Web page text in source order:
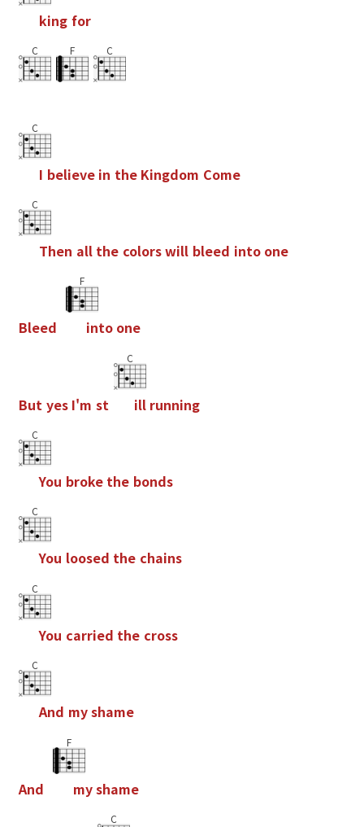
king for
C F C
C
I believe in the Kingdom Come
C
Then all the colorswill bleed into one
Bleed
F
into one
But yes I'm st
C
ill running
C
You broke the bonds
C
You loosed the chains
C
You carried the cross
C
And myshame
And
F
myshame
C